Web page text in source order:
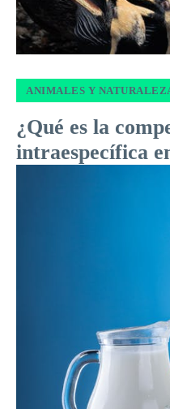
ANIMALES Y
¿Qué es la
intraespecífica